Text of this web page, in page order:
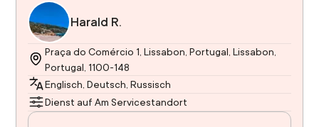
Harald R.
Praça do Comércio 1, Lissabon, Portugal, Lissabon,
Portugal, 1100-148
Englisch, Deutsch, Russisch
Dienst auf Am Servicestandort